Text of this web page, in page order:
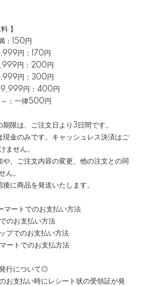
】
：150円
円：170円
円：200円
円：300円
円：400円
：一律500円
限は、ご注文日より3日間です。
現金のみです。キャッシュレス決済はご
ません。
や、ご注文内容の変更、他の注文との同
ん。
に商品を発送いたします。
マートでのお支払い方法
のお支払い方法
プでのお支払い方法
ートでのお支払方法
行について◎
お支払い時にレシート状の受領証が発